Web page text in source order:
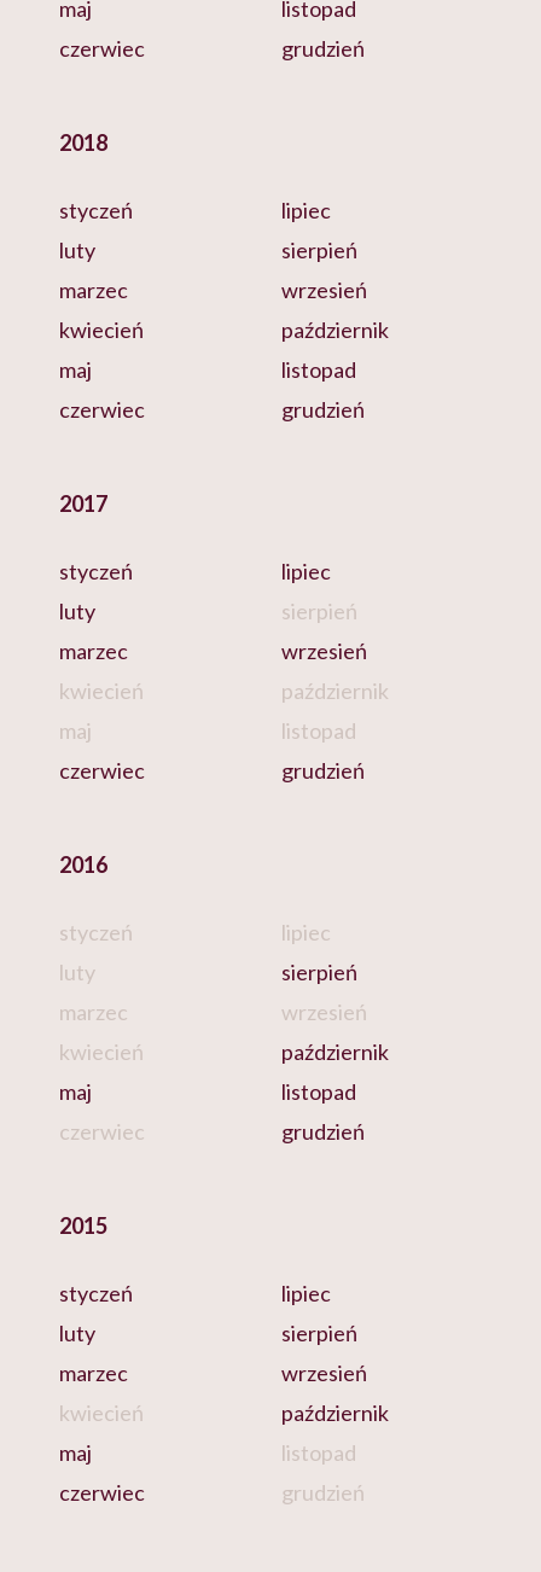
maj
czerwiec
listopad
grudzień
2018
styczeń
luty
marzec
kwiecień
maj
czerwiec
lipiec
sierpień
wrzesień
październik
listopad
grudzień
2017
styczeń
luty
marzec
kwiecień
maj
czerwiec
lipiec
sierpień
wrzesień
październik
listopad
grudzień
2016
styczeń
luty
marzec
kwiecień
maj
czerwiec
lipiec
sierpień
wrzesień
październik
listopad
grudzień
2015
styczeń
luty
marzec
kwiecień
maj
czerwiec
lipiec
sierpień
wrzesień
październik
listopad
grudzień